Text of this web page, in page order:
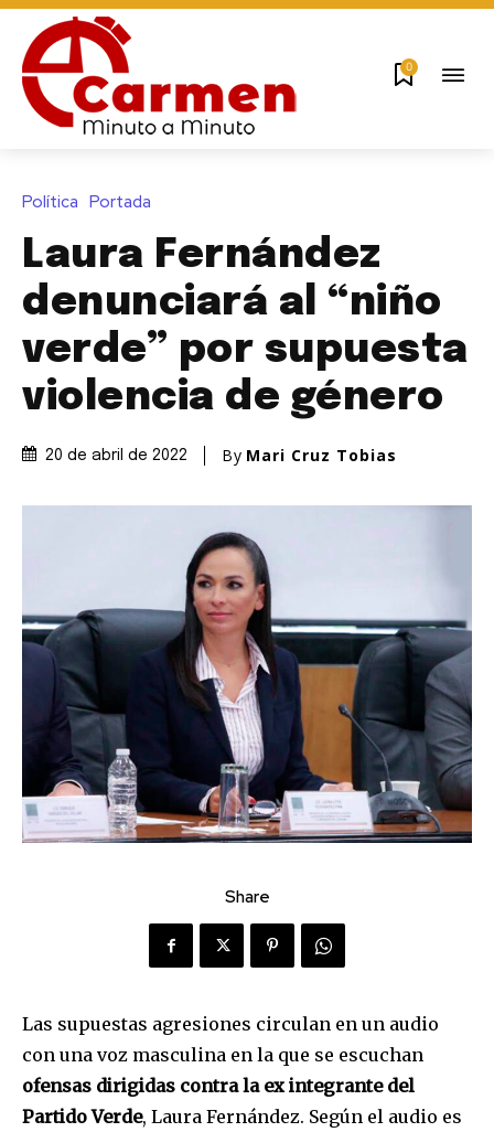
0
Política Portada
Laura Fernández
denunciará al “niño
verde” por supuesta
violencia de género
20 de abril de 2022 By Mari Cruz Tobias
Share
Las supuestas agresiones circulan en un audio
con una voz masculina en la que se escuchan
ofensas dirigidas contra la ex integrante del
Partido Verde, Laura Fernández. Según el audio es